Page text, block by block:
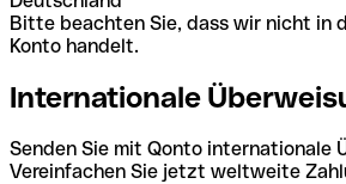
Bitte beachten Sie, dass wir nicht in
Konto handelt.
Internationale
Senden Sie mit Qonto internationale
Vereinfachen Sie jetzt weltweite